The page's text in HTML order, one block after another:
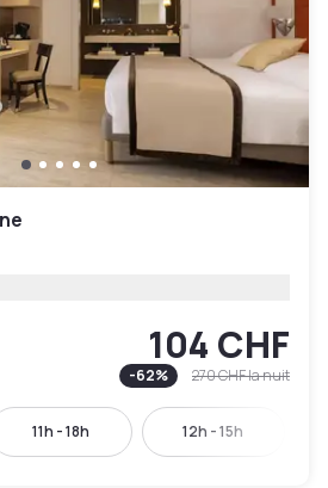
104 CHF
-62% 270 CHFla nuit
11h - 18h 12h - 15h